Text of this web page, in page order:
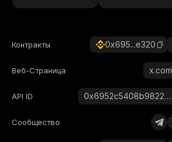
Контракты 0x695...e320
Веб-Страница x.com
API ID 0x6952c5408b9822295ba4a7e694d0c5ffdb8fe320_binance_smart
Сообщество